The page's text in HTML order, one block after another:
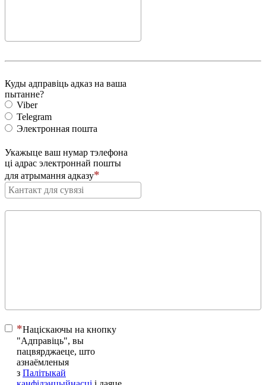
Куды адправіць адказ на ваша
пытанне?
Viber
Telegram
Электронная пошта
Укажыце ваш нумар тэлефона
ці адрас электроннай пошты
для атрымання адказу
Націскаючы на ​​кнопку
"Адправіць", вы
пацвярджаеце, што
азнаёмленыя
з Палітыкай